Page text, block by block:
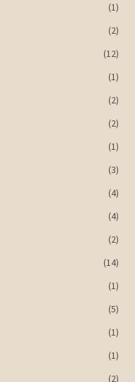
(1)
(2)
(12)
(1)
(2)
(2)
(1)
(3)
(4)
(4)
(2)
(14)
(1)
(5)
(1)
(1)
(2)